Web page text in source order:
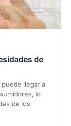
de
puede llegar a
lo
de los